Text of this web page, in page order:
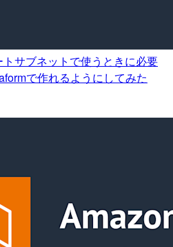
サブネットで使うときに必要
で作れるようにしてみた